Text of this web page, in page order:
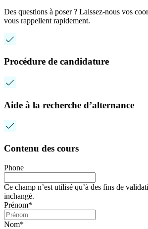
Des questions à poser ? Laissez-nous vos
vous rappellent rapidement.
Procédure de candidature
Aide à la recherche d’alternance
Contenu des cours
Phone
Ce champ n’est utilisé qu’à des fins de
inchangé.
Prénom*
Nom*